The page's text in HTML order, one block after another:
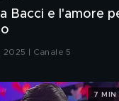
Bacci e l'amore
2025 | Canale 5
7 MIN